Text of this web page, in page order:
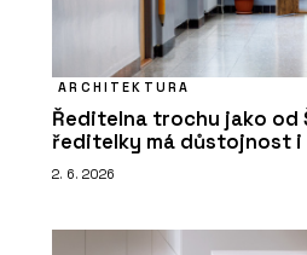
ARCHITEKTURA
Ředitelna trochu jako od
ředitelky má důstojnost i
2. 6. 2026